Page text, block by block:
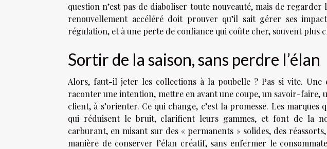
question n’est pas de diaboliser toute nouveauté, mais de
renouvellement accéléré doit prouver qu’il sait gérer ses
régulation, et à une perte de confiance qui coûte cher, souvent plus
Sortir de la saison, sans perdre l’élan
Alors, faut-il jeter les collections à la poubelle ? Pas si vite.
raconter une intention, mettre en avant une coupe, un savoir-faire,
client, à s’orienter. Ce qui change, c’est la promesse. Les marques
qui réduisent le bruit, clarifient leurs gammes, et font de la
carburant, en misant sur des « permanents » solides, des
manière de conserver l’élan créatif, sans enfermer le